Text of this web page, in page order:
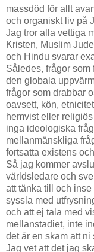
massdöd för allt
och organiskt liv på
Jag tror alla vettiga
Kristen, Muslim
och Hindu svarar
Således, frågor
den globala
frågor som drabbar
oavsett, kön,
hemvist eller
inga ideologiska
mellanmänskliga
fortsatta existens
Så jag kommer
världsledare och
att tänka till och
syssla med
och att ej tala med
mellanstadiet, inte
det är en skam att
Jag vet att det jag